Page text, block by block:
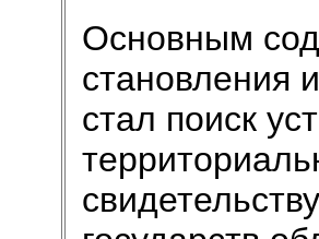
Основным
становления
стал поиск